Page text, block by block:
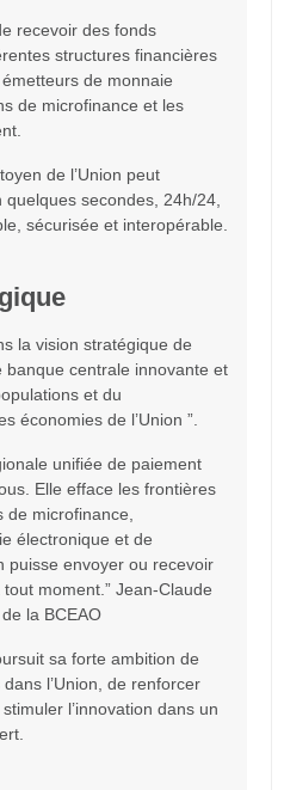
recevoir des fonds
structures financières
de monnaie
de microfinance et les
de l’Union peut
secondes, 24h/24,
sécurisée et interopérable.
la vision stratégique de
banque centrale innovante et
et du
économies de l’Union ”.
unifiée de paiement
Elle efface les frontières
microfinance,
électronique et de
puisse envoyer ou recevoir
moment. ” Jean-Claude
la BCEAO
sa forte ambition de
l’Union, de renforcer
l’innovation dans un